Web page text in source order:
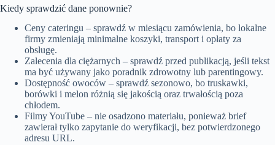
Kiedy sprawdzić dane ponownie?
Ceny cateringu – sprawdź w miesiącu zamówienia, bo lokalne
firmy zmieniają minimalne koszyki, transport i opłaty za
obsługę.
Zalecenia dla ciężarnych – sprawdź przed publikacją, jeśli tekst
ma być używany jako poradnik zdrowotny lub parentingowy.
Dostępność owoców – sprawdź sezonowo, bo truskawki,
borówki i melon różnią się jakością oraz trwałością poza
chłodem.
Filmy YouTube – nie osadzono materiału, ponieważ brief
zawierał tylko zapytanie do weryfikacji, bez potwierdzonego
adresu URL.